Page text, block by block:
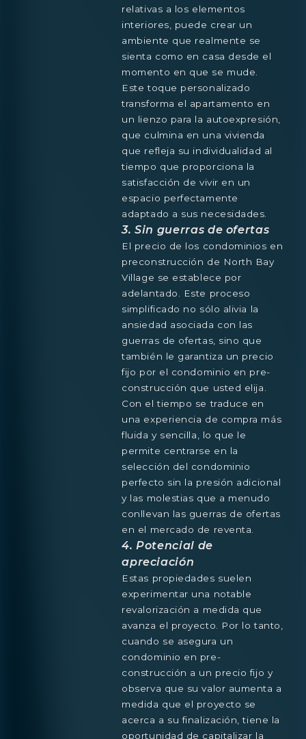
relativas a los elementos
interiores, puede crear un
ambiente que realmente se
sienta como en casa desde el
momento en que se mude.
Este toque personalizado
transforma el apartamento en
un lienzo para la autoexpresión,
que culmina en una vivienda
que refleja su individualidad al
tiempo que proporciona la
satisfacción de vivir en un
espacio perfectamente
adaptado a sus necesidades.
3. Sin guerras de ofertas
El precio de los condominios en
preconstrucción de North Bay
Village se establece por
adelantado. Este proceso
simplificado no sólo alivia la
ansiedad asociada con las
guerras de ofertas, sino que
también le garantiza un precio
fijo por el condominio en pre-
construcción que usted elija.
Con el tiempo se traduce en
una experiencia de compra más
fluida y sencilla, lo que le
permite centrarse en la
selección del condominio
perfecto sin la presión adicional
y las molestias que a menudo
conllevan las guerras de ofertas
en el mercado de reventa.
4. Potencial de
apreciación
Estas propiedades suelen
experimentar una notable
revalorización a medida que
avanza el proyecto. Por lo tanto,
cuando se asegura un
condominio en pre-
construcción a un precio fijo y
observa que su valor aumenta a
medida que el proyecto se
acerca a su finalización, tiene la
oportunidad de capitalizar la